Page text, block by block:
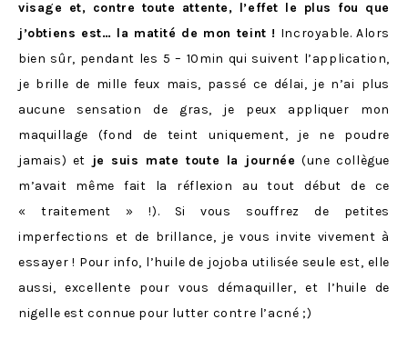
visage et, contre toute attente, l’effet le plus fou que
j’obtiens est… la matité de mon teint ! Incroyable. Alors
bien sûr, pendant les 5 – 10min qui suivent l’application,
je brille de mille feux mais, passé ce délai, je n’ai plus
aucune sensation de gras, je peux appliquer mon
maquillage (fond de teint uniquement, je ne poudre
jamais) et je suis mate toute la journée (une collègue
m’avait même fait la réflexion au tout début de ce
« traitement » !). Si vous souffrez de petites
imperfections et de brillance, je vous invite vivement à
essayer ! Pour info, l’huile de jojoba utilisée seule est, elle
aussi, excellente pour vous démaquiller, et l’huile de
nigelle est connue pour lutter contre l’acné ;)